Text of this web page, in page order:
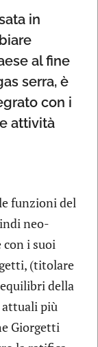
in
al fine
serra, è
con i
attività
funzioni del
neo-
i suoi
(titolare
della
più
Giorgetti